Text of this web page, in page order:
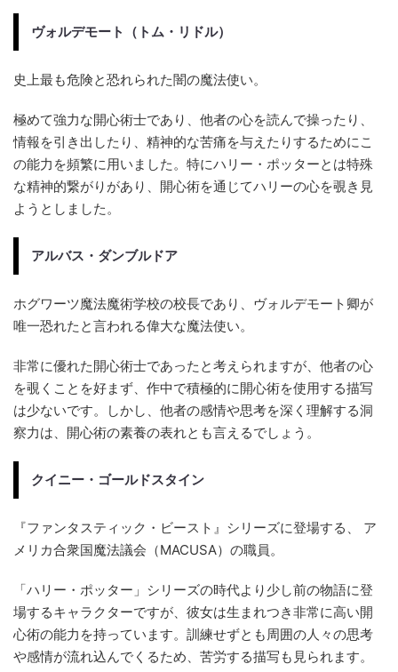
ヴォルデモート（トム・リドル）
史上最も危険と恐れられた闇の魔法使い。
極めて強力な開心術士であり、他者の心を読んで操ったり、
情報を引き出したり、精神的な苦痛を与えたりするためにこ
の能力を頻繁に用いました。特にハリー・ポッターとは特殊
な精神的繋がりがあり、開心術を通じてハリーの心を覗き見
ようとしました。
アルバス・ダンブルドア
ホグワーツ魔法魔術学校の校長であり、ヴォルデモート卿が
唯一恐れたと言われる偉大な魔法使い。
非常に優れた開心術士であったと考えられますが、他者の心
を覗くことを好まず、作中で積極的に開心術を使用する描写
は少ないです。しかし、他者の感情や思考を深く理解する洞
察力は、開心術の素養の表れとも言えるでしょう。
クイニー・ゴールドスタイン
『ファンタスティック・ビースト』シリーズに登場する、 ア
メリカ合衆国魔法議会（MACUSA）の職員。
「ハリー・ポッター」シリーズの時代より少し前の物語に登
場するキャラクターですが、彼女は生まれつき非常に高い開
心術の能力を持っています。訓練せずとも周囲の人々の思考
や感情が流れ込んでくるため、苦労する描写も見られます。